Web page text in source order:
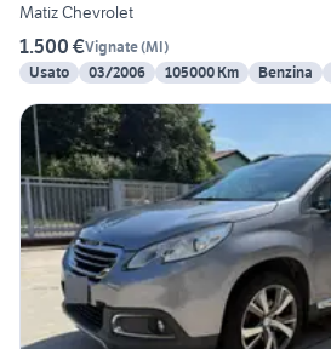
Matiz Chevrolet
1.500 €Vignate(MI)
Usato
03/2006 105000 Km Benzina